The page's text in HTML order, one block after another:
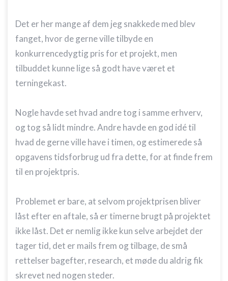
Det er her mange af dem jeg snakkede med blev
fanget, hvor de gerne ville tilbyde en
konkurrencedygtig pris for et projekt, men
tilbuddet kunne lige så godt have været et
terningekast.
Nogle havde set hvad andre tog i samme erhverv,
og tog så lidt mindre. Andre havde en god idé til
hvad de gerne ville have i timen, og estimerede så
opgavens tidsforbrug ud fra dette, for at finde frem
til en projektpris.
Problemet er bare, at selvom projektprisen bliver
låst efter en aftale, så er timerne brugt på projektet
ikke låst. Det er nemlig ikke kun selve arbejdet der
tager tid, det er mails frem og tilbage, de små
rettelser bagefter, research, et møde du aldrig fik
skrevet ned nogen steder.